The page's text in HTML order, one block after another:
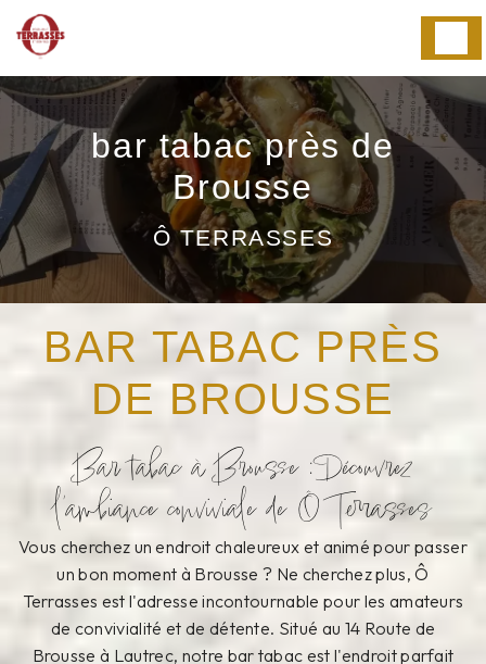
bar tabac près de
Brousse
Ô TERRASSES
BAR TABAC PRÈS
DE BROUSSE
Bar tabac à Brousse : Découvrez
l'ambiance conviviale de Ô Terrasses
Vous cherchez un endroit chaleureux et animé pour passer
un bon moment à Brousse ? Ne cherchez plus, Ô
Terrasses est l'adresse incontournable pour les amateurs
de convivialité et de détente. Situé au 14 Route de
Brousse à Lautrec, notre bar tabac est l'endroit parfait
Panneau de gestion des cookies